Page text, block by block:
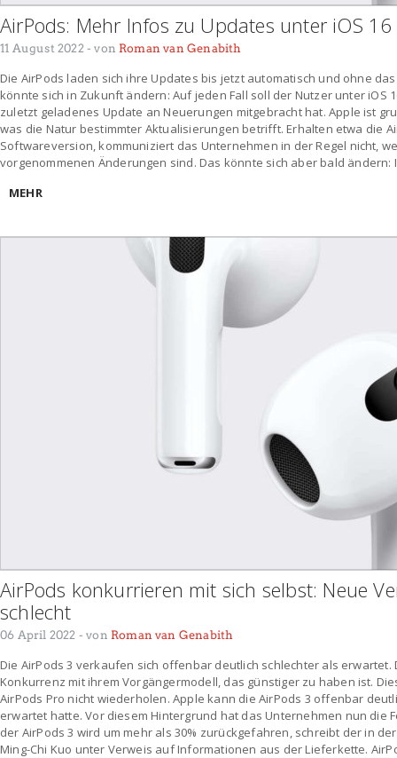
AirPods: Mehr Infos zu Updates unter iOS 16
11 August 2022 - von Roman van Genabith
Die AirPods laden sich ihre Updates bis jetzt automatisch und ohne
könnte sich in Zukunft ändern: Auf jeden Fall soll der Nutzer unter iOS
zuletzt geladenes Update an Neuerungen mitgebracht hat. Apple ist
was die Natur bestimmter Aktualisierungen betrifft. Erhalten etwa die
Softwareversion, kommuniziert das Unternehmen in der Regel nicht,
vorgenommenen Änderungen sind. Das könnte sich aber bald ändern:
MEHR
AirPods konkurrieren mit sich selbst: Neue
schlecht
06 April 2022 - von Roman van Genabith
Die AirPods 3 verkaufen sich offenbar deutlich schlechter als
Konkurrenz mit ihrem Vorgängermodell, das günstiger zu haben ist.
AirPods Pro nicht wiederholen. Apple kann die AirPods 3 offenbar
erwartet hatte. Vor diesem Hintergrund hat das Unternehmen nun die
der AirPods 3 wird um mehr als 30% zurückgefahren, schreibt der in
Ming-Chi Kuo unter Verweis auf Informationen aus der Lieferkette.